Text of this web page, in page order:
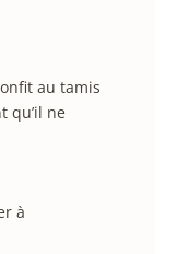
au tamis
qu’il ne
à